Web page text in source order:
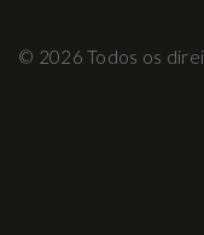
© 2026 Todos os